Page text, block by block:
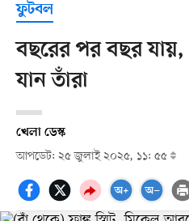
ফুটবল
বছরের পর বছর
যান তাঁরা
খেলা ডেস্ক
আপডেট: ২৫ জুলাই ২০২৫, ১১: ৫৫